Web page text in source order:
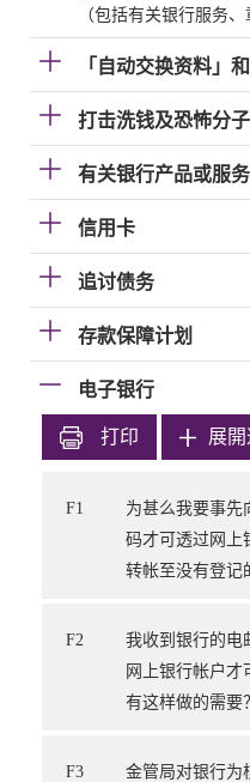
（包括有关银行服务
「自动交换资料」
打击洗钱及恐怖分
有关银行产品或服
信用卡
追讨债务
存款保障计划
电子银行
打印 展
F1
为甚么我要事先
码才可透过网上
转帐至没有登记
F2
我收到银行的电
网上银行帐户才
有这样做的需要？
F3
金管局对银行为